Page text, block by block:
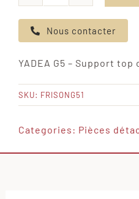
de
YADEA
-
Support
top
Nous contacter
YADEA G5 – Support top
SKU: FRISONG51
Categories: Pièces